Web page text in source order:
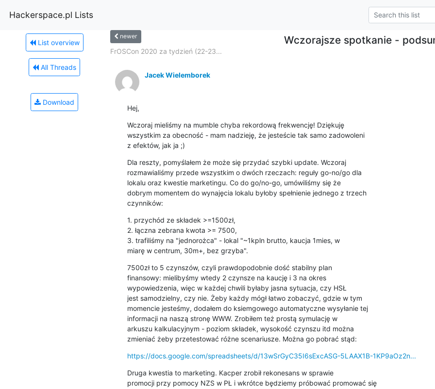
Hackerspace.pl Lists
List overview
All Threads
Download
newer Wczorajsze spotkanie -
FrOSCon 2020 za tydzień (22-23...
Jacek Wielemborek
Hej,
Wczoraj mieliśmy na mumble chyba rekordową frekwencję! Dziękuję
wszystkim za obecność - mam nadzieję, że jesteście tak samo zadowoleni
z efektów, jak ja ;)
Dla reszty, pomyślałem że może się przydać szybki update. Wczoraj
rozmawialiśmy przede wszystkim o dwóch rzeczach: reguły go-no/go dla
lokalu oraz kwestie marketingu. Co do go/no-go, umówiliśmy się że
dobrym momentem do wynajęcia lokalu byłoby spełnienie jednego z trzech
czynników:
1. przychód ze składek >=1500zł,
2. łączna zebrana kwota >= 7500,
3. trafiliśmy na "jednorożca" - lokal "~1kpln brutto, kaucja 1mies, w
miarę w centrum, 30m+, bez grzyba".
7500zł to 5 czynszów, czyli prawdopodobnie dość stabilny plan
finansowy: mielibyśmy wtedy 2 czynsze na kaucję i 3 na okres
wypowiedzenia, więc w każdej chwili byłaby jasna sytuacja, czy HSŁ
jest samodzielny, czy nie. Żeby każdy mógł łatwo zobaczyć, gdzie w tym
momencie jesteśmy, dodałem do ksiemgowego automatyczne wysyłanie tej
informacji na naszą stronę WWW. Zrobiłem też prostą symulację w
arkuszu kalkulacyjnym - poziom składek, wysokość czynszu itd można
zmieniać żeby przetestować różne scenariusze. Można go pobrać stąd:
https://docs.google.com/spreadsheets/d/13wSrGyC35I6sExcASG-5LAAX1B-1KP9aOz2n...
Druga kwestia to marketing. Kacper zrobił rekonesans w sprawie
promocji przy pomocy NZS w PŁ i wkrótce będziemy próbować promować się